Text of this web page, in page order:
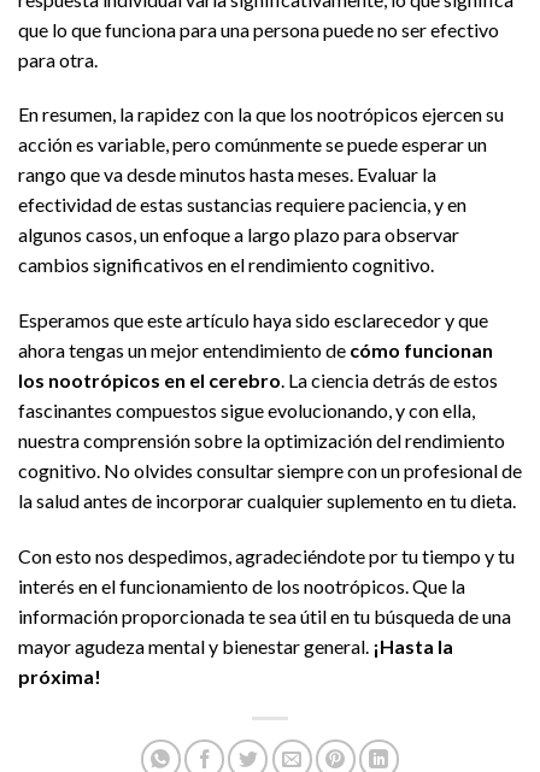
que lo que funciona para una persona puede no ser efectivo
para otra.
En resumen, la rapidez con la que los nootrópicos ejercen su
acción es variable, pero comúnmente se puede esperar un
rango que va desde minutos hasta meses. Evaluar la
efectividad de estas sustancias requiere paciencia, y en
algunos casos, un enfoque a largo plazo para observar
cambios significativos en el rendimiento cognitivo.
Esperamos que este artículo haya sido esclarecedor y que
ahora tengas un mejor entendimiento de cómo funcionan
los nootrópicos en el cerebro. La ciencia detrás de estos
fascinantes compuestos sigue evolucionando, y con ella,
nuestra comprensión sobre la optimización del rendimiento
cognitivo. No olvides consultar siempre con un profesional de
la salud antes de incorporar cualquier suplemento en tu dieta.
Con esto nos despedimos, agradeciéndote por tu tiempo y tu
interés en el funcionamiento de los nootrópicos. Que la
información proporcionada te sea útil en tu búsqueda de una
mayor agudeza mental y bienestar general. ¡Hasta la
próxima!